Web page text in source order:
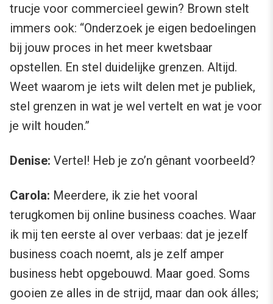
trucje voor commercieel gewin? Brown stelt
immers ook: “Onderzoek je eigen bedoelingen
bij jouw proces in het meer kwetsbaar
opstellen. En stel duidelijke grenzen. Altijd.
Weet waarom je iets wilt delen met je publiek,
stel grenzen in wat je wel vertelt en wat je voor
je wilt houden.”
Denise: Vertel! Heb je zo’n gênant voorbeeld?
Carola: Meerdere, ik zie het vooral
terugkomen bij online business coaches. Waar
ik mij ten eerste al over verbaas: dat je jezelf
business coach noemt, als je zelf amper
business hebt opgebouwd. Maar goed. Soms
gooien ze alles in de strijd, maar dan ook álles;